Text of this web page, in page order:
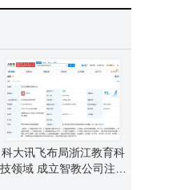
科大讯飞布局浙江教育科
技领域 成立智教公司注册